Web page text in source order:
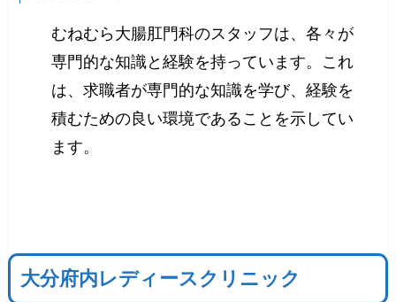
むねむら大腸肛門科のスタッフは、各々が
専門的な知識と経験を持っています。これ
は、求職者が専門的な知識を学び、経験を
積むための良い環境であることを示してい
ます。
大分府内レディースクリニック